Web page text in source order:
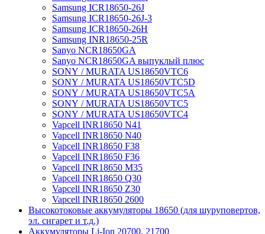
Samsung ICR18650-26J
Samsung ICR18650-26J-3
Samsung ICR18650-26H
Samsung INR18650-25R
Sanyo NCR18650GA
Sanyo NCR18650GA выпуклый плюс
SONY / MURATA US18650VTC6
SONY / MURATA US18650VTC5D
SONY / MURATA US18650VTC5А
SONY / MURATA US18650VTC5
SONY / MURATA US18650VTC4
Vapcell INR18650 N41
Vapcell INR18650 N40
Vapcell INR18650 F38
Vapcell INR18650 F36
Vapcell INR18650 M35
Vapcell INR18650 Q30
Vapcell INR18650 Z30
Vapcell INR18650 2600
Высокотоковые аккумуляторы 18650 (для шуруповертов,
эл. сигарет и т.д.)
Аккумуляторы Li-Ion 20700, 21700